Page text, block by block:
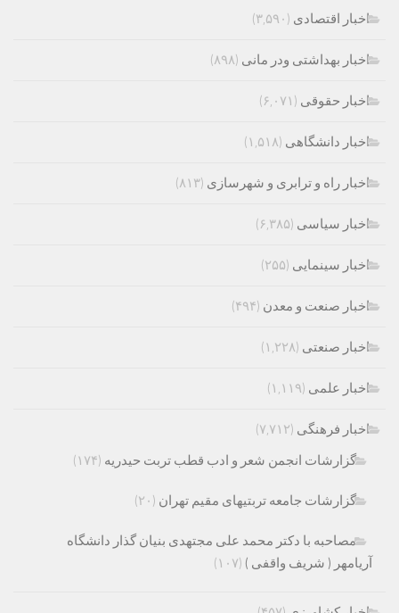
اخبار اقتصادی (۳,۵۹۰)
اخبار بهداشتی ودر مانی (۸۹۸)
اخبار حقوقی (۶,۰۷۱)
اخبار دانشگاهی (۱,۵۱۸)
اخبار راه و ترابری و شهرسازی (۸۱۳)
اخبار سیاسی (۶,۳۸۵)
اخبار سینمایی (۲۵۵)
اخبار صنعت و معدن (۴۹۴)
اخبار صنعتی (۱,۲۲۸)
اخبار علمی (۱,۱۱۹)
اخبار فرهنگی (۷,۷۱۲)
گزارشات انجمن شعر و ادب قطب تربت حیدریه (۱۷۴)
گزارشات جامعه تربتیهای مقیم تهران (۲۰)
مصاحبه با دکتر محمد علی مجتهدی بنیان گذار دانشگاه
آریامهر ( شریف واقفی ) (۱۰۷)